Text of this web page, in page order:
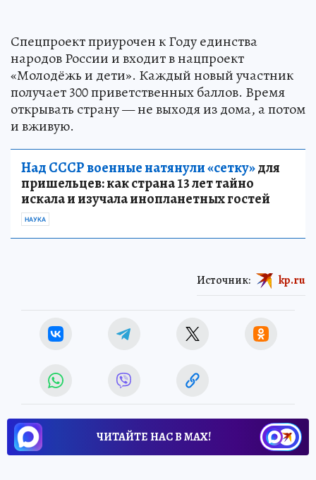
Спецпроект приурочен к Году единства
народов России и входит в нацпроект
«Молодёжь и дети». Каждый новый участник
получает 300 приветственных баллов. Время
открывать страну — не выходя из дома, а потом
и вживую.
Над СССР военные натянули «сетку»для
пришельцев: как страна 13 лет тайно
искала и изучала инопланетных гостей
НАУКА
Источник: kp.ru
ЧИТАЙТЕ НАС В МАХ!